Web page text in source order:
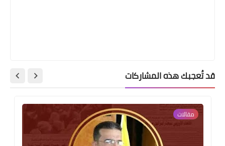
قد تُعجبك هذه المشاركات
مقالات